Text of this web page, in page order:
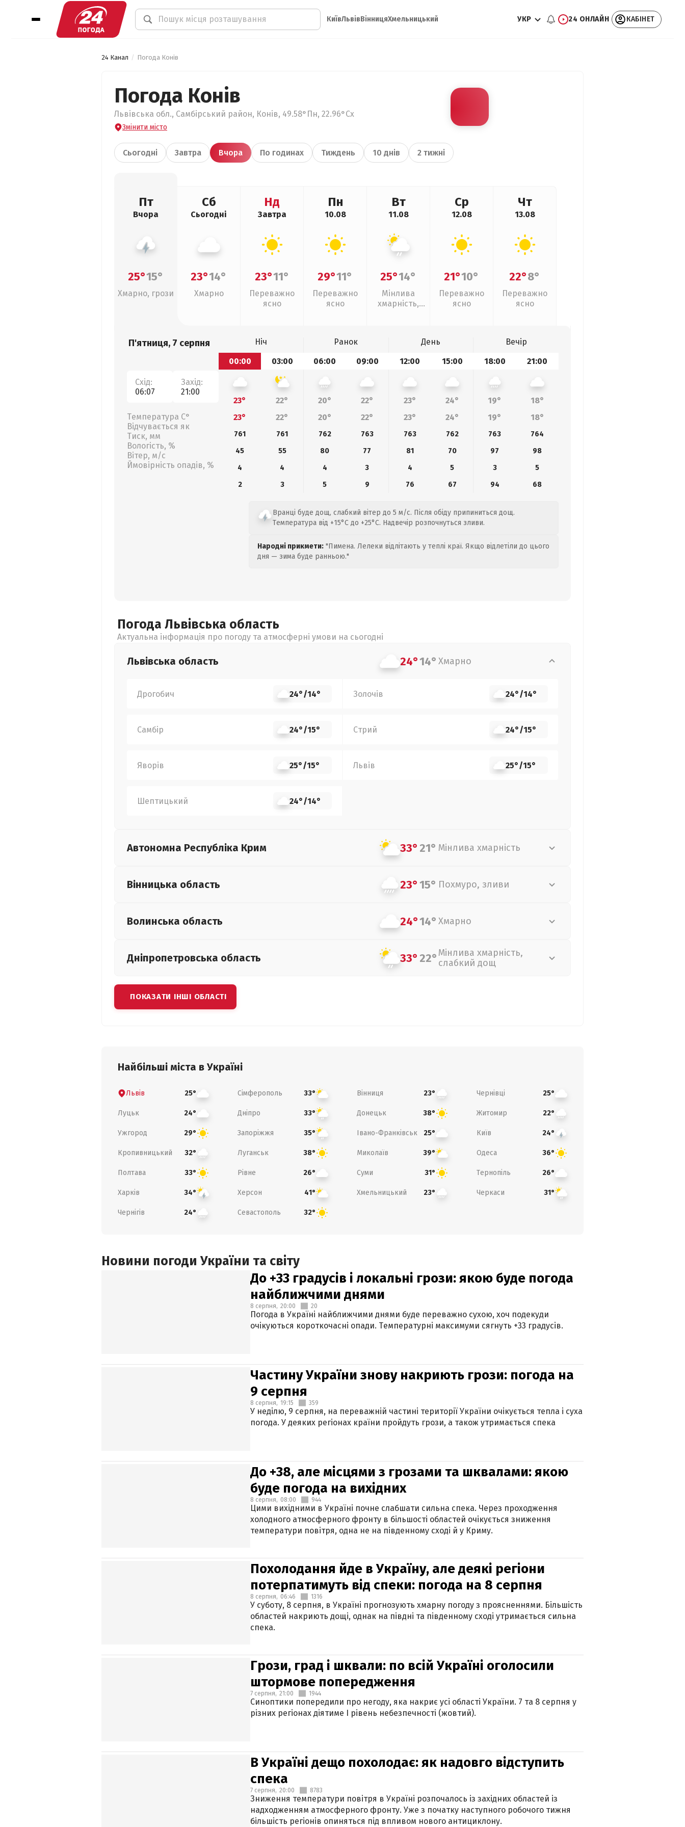
КиївЛьвівВінницяХмельницький УКР 24 ОНЛАЙН КАБІНЕТ
24 Канал Погода Конів
Погода Конів
Львівська обл., Самбірський район, Конів, 49.58°Пн, 22.96°Сх
Змінити місто
Сьогодні Завтра Вчора По годинах Тиждень 10 днів 2 тижні
Пт
Вчора
25°15°
Хмарно, грози
Сб
Сьогодні
23°14°
Хмарно
Нд
Завтра
23°11°
Переважно
ясно
Пн
10.08
29°11°
Переважно
ясно
Вт
11.08
25°14°
Мінлива
хмарність,
Ср
12.08
21°10°
Переважно
ясно
Чт
13.08
22°8°
Переважно
ясно
П'ятниця, 7 серпня
Схід:
06:07
Захід:
21:00
Температура С°
Відчувається як
Тиск, мм
Вологість, %
Вітер, м/с
Ймовірність опадів, %
Ніч Ранок День
Вечір
00:00
03:00 06:00 09:00 12:00 15:00 18:00 21:00
23° 22° 20° 22° 23° 24° 19°
18°
23°
22° 20° 22° 23° 24° 19° 18°
761 761 762 763 763 762 763
764
45
55 80 77 81 70 97
98
4
4 4 3 4 5 3
5
2
3 5 9 76 67 94 68
Вранці буде дощ, слабкий вітер до 5 м/с. Після обіду припиниться дощ.
Температура від +15°C до +25°C. Надвечір розпочнуться зливи.
Народні прикмети: "Пимена. Лелеки відлітають у теплі краї. Якщо відлетіли до цього
дня — зима буде ранньою."
Погода Львівська область
Актуальна інформація про погоду та атмосферні умови на сьогодні
Львівська область 24°14° Хмарно
Дрогобич 24°/14° Золочів 24°/14°
Самбір 24°/15° Стрий 24°/15°
Яворів 25°/15° Львів 25°/15°
Шептицький 24°/14°
Автономна Республіка Крим 33°21° Мінлива хмарність
Вінницька область 23°15° Похмуро, зливи
Волинська область 24°14° Хмарно
Дніпропетровська область 33°22°Мінлива хмарність,
слабкий дощ
ПОКАЗАТИ ІНШІ ОБЛАСТІ
Найбільші міста в Україні
Львів 25° Сімферополь 33° Вінниця 23° Чернівці 25°
Луцьк 24° Дніпро 33° Донецьк 38° Житомир 22°
Ужгород 29° Запоріжжя 35° Івано-Франківськ 25° Київ 24°
Кропивницький 32° Луганськ 38° Миколаїв 39° Одеса 36°
Полтава 33° Рівне 26° Суми 31° Тернопіль 26°
Харків 34° Херсон 41° Хмельницький 23° Черкаси 31°
Чернігів 24° Севастополь 32°
Новини погоди України та світу
До +33 градусів і локальні грози: якою буде погода
найближчими днями
8 серпня, 20:00 20
Погода в Україні найближчими днями буде переважно сухою, хоч подекуди
очікуються короткочасні опади. Температурні максимуми сягнуть +33 градусів.
Частину України знову накриють грози: погода на
9 серпня
8 серпня, 19:15 359
У неділю, 9 серпня, на переважній частині території України очікується тепла і суха
погода. У деяких регіонах країни пройдуть грози, а також утримається спека
До +38, але місцями з грозами та шквалами: якою
буде погода на вихідних
8 серпня, 08:00 944
Цими вихідними в Україні почне слабшати сильна спека. Через проходження
холодного атмосферного фронту в більшості областей очікується зниження
температури повітря, одна не на південному сході й у Криму.
Похолодання йде в Україну, але деякі регіони
потерпатимуть від спеки: погода на 8 серпня
8 серпня, 06:46 1316
У суботу, 8 серпня, в Україні прогнозують хмарну погоду з проясненнями. Більшість
областей накриють дощі, однак на півдні та південному сході утримається сильна
спека.
Грози, град і шквали: по всій Україні оголосили
штормове попередження
7 серпня, 21:00 1944
Синоптики попередили про негоду, яка накриє усі області України. 7 та 8 серпня у
різних регіонах діятиме І рівень небезпечності (жовтий).
В Україні дещо похолодає: як надовго відступить
спека
7 серпня, 20:00 8783
Зниження температури повітря в Україні розпочалось із західних областей із
надходженням атмосферного фронту. Уже з початку наступного робочого тижня
більшість регіонів опиняться під впливом нового антициклону.